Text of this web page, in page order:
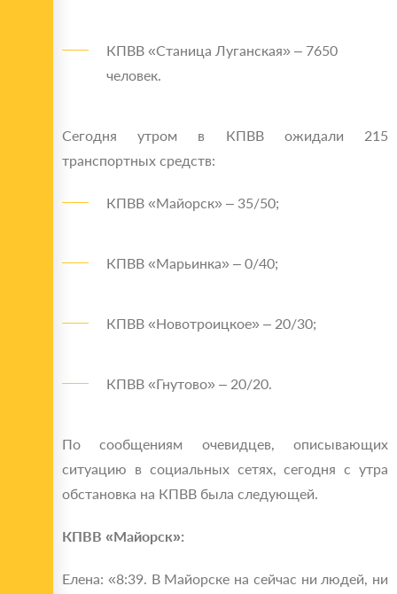
КПВВ «Станица Луганская» – 7650
человек.
Сегодня утром в КПВВ ожидали 215
транспортных средств:
КПВВ «Майорск» – 35/50;
КПВВ «Марьинка» – 0/40;
КПВВ «Новотроицкое» – 20/30;
КПВВ «Гнутово» – 20/20.
По сообщениям очевидцев, описывающих
ситуацию в социальных сетях, сегодня с утра
обстановка на КПВВ была следующей.
КПВВ «Майорск»:
Елена: «8:39. В Майорске на сейчас ни людей, ни